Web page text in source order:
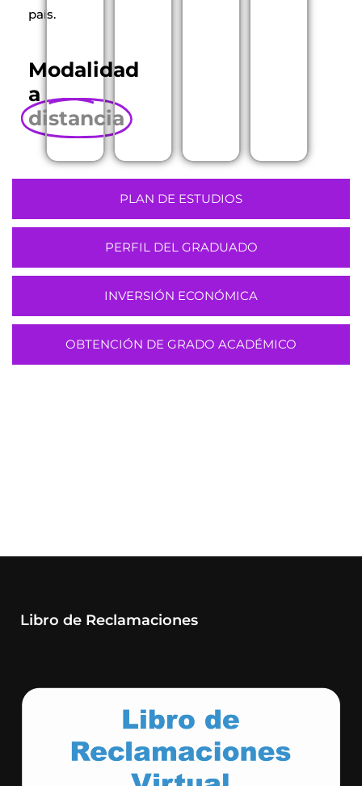
PLAN DE ESTUDIOS
PERFIL DEL GRADUADO
INVERSIÓN ECONÓMICA
OBTENCIÓN DE GRADO ACADÉMICO
país.
Modalidad
a
distancia
Libro de Reclamaciones